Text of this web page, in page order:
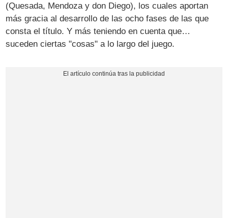
(Quesada, Mendoza y don Diego), los cuales aportan
más gracia al desarrollo de las ocho fases de las que
consta el título. Y más teniendo en cuenta que…
suceden ciertas "cosas" a lo largo del juego.